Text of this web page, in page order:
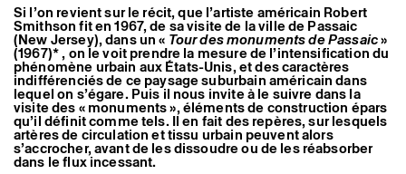
Si l’on revient sur le récit, que l’artiste américain Robert
Smithson fit en 1967, de sa visite de la ville de Passaic
(New Jersey), dans un « Tour des monuments de Passaic»
(1967)* , on le voit prendre la mesure de l’intensification du
phénomène urbain aux États-Unis, et des caractères
indifférenciés de ce paysage suburbain américain dans
lequel on s’égare. Puis il nous invite à le suivre dans la
visite des « monuments », éléments de construction épars
qu’il définit comme tels. Il en fait des repères, sur lesquels
artères de circulation et tissu urbain peuvent alors
s’accrocher, avant de les dissoudre ou de les réabsorber
dans le flux incessant.